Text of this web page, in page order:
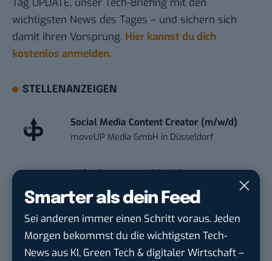
Smarter als dein Feed
Sei anderen immer einen Schritt voraus. Jeden
Morgen bekommst du die wichtigsten Tech-
News aus KI, Green Tech & digitaler Wirtschaft –
wichtigsten News des Tages – und sichern sich
damit ihren Vorsprung. Hier kannst du dich
kostenlos anmelden.
STELLENANZEIGEN
Social Media Content Creator (m/w/d)
moveUP Media GmbH in Düsseldorf
Anforderungs- und Projektmanager
touristische...
trendtours Holding GmbHinEschborn
Social Media Consultant & Account Lead
(m...